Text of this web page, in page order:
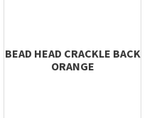
BEAD HEAD CRACKLE BACK
ORANGE